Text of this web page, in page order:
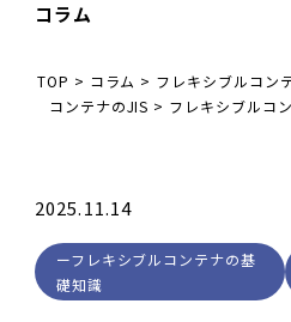
コラム
TOP > コラム > フレキシブルコン
コンテナのJIS > フレキシブルコ
2025.11.14
フレキシブルコンテナの基
礎知識